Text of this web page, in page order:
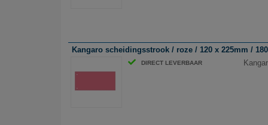
Kangaro scheidingsstrook / roze / 120 x 225mm /
DIRECT LEVERBAAR